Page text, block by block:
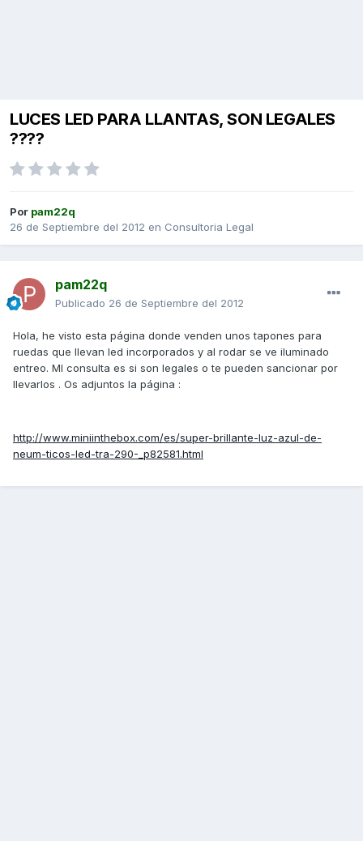
LUCES LED PARA LLANTAS, SON LEGALES
????
Por pam22q
26 de Septiembre del 2012 en Consultoria Legal
pam22q
Publicado 26 de Septiembre del 2012
Hola, he visto esta página donde venden unos tapones para
ruedas que llevan led incorporados y al rodar se ve iluminado
entreo. MI consulta es si son legales o te pueden sancionar por
llevarlos . Os adjuntos la página :
http://www.miniinthebox.com/es/super-brillante-luz-azul-de-
neum-ticos-led-tra-290-_p82581.html